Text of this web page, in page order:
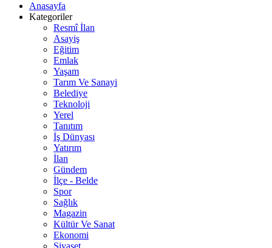
Anasayfa
Kategoriler
Resmî İlan
Asayiş
Eğitim
Emlak
Yaşam
Tarım Ve Sanayi
Belediye
Teknoloji
Yerel
Tanıtım
İş Dünyası
Yatırım
İlan
Gündem
İlçe - Belde
Spor
Sağlık
Magazin
Kültür Ve Sanat
Ekonomi